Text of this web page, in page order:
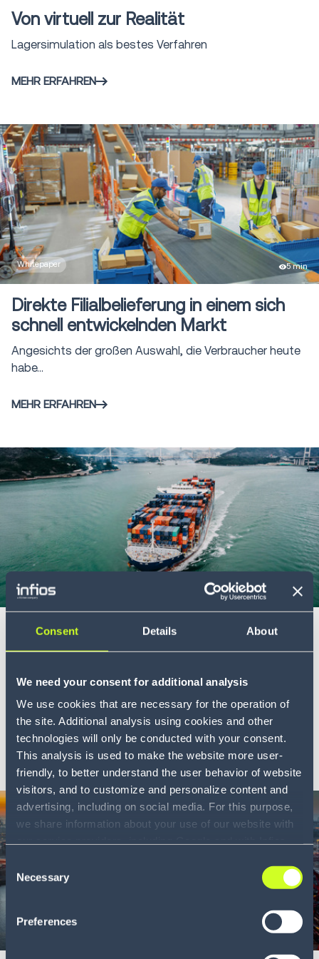
Consent Details About
We need your consent for additional analysis
We use cookies that are necessary for the operation of
the site. Additional analysis using cookies and other
technologies will only be conducted with your consent.
This analysis is used to make the website more user-
friendly, to better understand the user behavior of website
visitors, and to customize and personalize content and
advertising, including on social media. For this purpose,
we share information about your use of our website with
information with other data that you have provided to
them or that they have collected as part of your use of
the services. By consenting to the use of Google, you
also consent to the storage and reading of data by
Consent
Selection
Necessary
Preferences
Yard Management System
(YMS)
Services
(DSD)
Von virtuell zur Realität
Lagersimulation als bestes Verfahren
MEHR ERFAHREN
Whitepaper 5 min
Direkte Filialbelieferung in einem sich
schnell entwickelnden Markt
Angesichts der großen Auswahl, die Verbraucher heute
habe...
MEHR ERFAHREN
Infographic 5 min
Überblick über den gesamten
Transportprozess mit Shipment and
Sie Ihr...
MEHR ERFAHREN
5 min